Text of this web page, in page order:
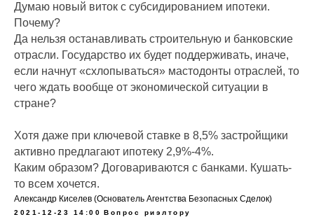
Думаю новый виток с субсидированием ипотеки.
Почему?
Да нельзя останавливать строительную и банковские
отрасли. Государство их будет поддерживать, иначе,
если начнут «схлопываться» мастодонты отраслей, то
чего ждать вообще от экономической ситуации в
стране?
Хотя даже при ключевой ставке в 8,5% застройщики
активно предлагают ипотеку 2,9%-4%.
Каким образом? Договариваются с банками. Кушать-
то всем хочется.
Александр Киселев (Основатель Агентства Безопасных Сделок)
2021-12-23 14:00 Вопрос риэлтору